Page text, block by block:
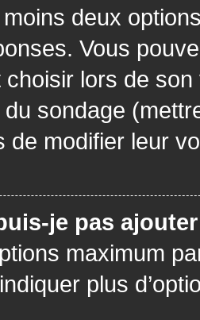
deux
Vous
lors de
sondage
de modifier leur
je pas
maximum
plus